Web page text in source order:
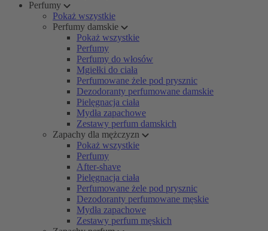
Perfumy
Pokaż wszystkie
Perfumy damskie
Pokaż wszystkie
Perfumy
Perfumy do włosów
Mgiełki do ciała
Perfumowane żele pod prysznic
Dezodoranty perfumowane damskie
Pielęgnacja ciała
Mydła zapachowe
Zestawy perfum damskich
Zapachy dla mężczyzn
Pokaż wszystkie
Perfumy
After-shave
Pielęgnacja ciała
Perfumowane żele pod prysznic
Dezodoranty perfumowane męskie
Mydła zapachowe
Zestawy perfum męskich